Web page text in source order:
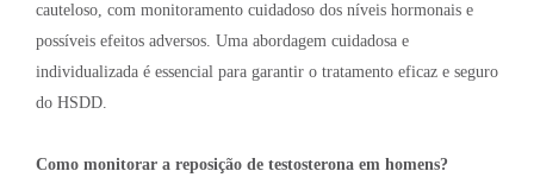
cauteloso, com monitoramento cuidadoso dos níveis hormonais e
possíveis efeitos adversos. Uma abordagem cuidadosa e
individualizada é essencial para garantir o tratamento eficaz e seguro
do HSDD.
Como monitorar a reposição de testosterona em homens?